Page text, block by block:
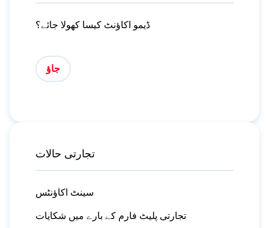
ڈیمو اکاؤنٹ کیسا کھولا جائے؟
جاؤ
تجارتی حالات
سینٹ اکاؤنٹس
تجارتی پلیٹ فارم کے بارے میں شکایات